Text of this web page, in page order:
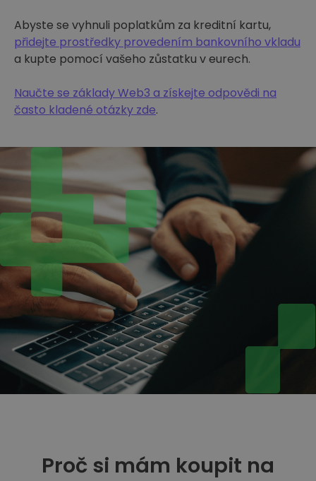
Abyste se vyhnuli poplatkům za kreditní kartu,
přidejte prostředky provedením bankovního vkladu
a kupte pomocí vašeho zůstatku v eurech.
Naučte se základy Web3 a získejte odpovědi na
často kladené otázky zde.
Proč si mám koupit na